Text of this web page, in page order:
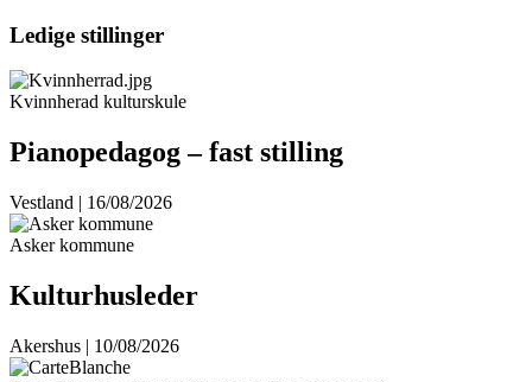
Ledige stillinger
Kvinnherad kulturskule
Pianopedagog – fast stilling
Vestland | 16/08/2026
Asker kommune
Kulturhusleder
Akershus | 10/08/2026